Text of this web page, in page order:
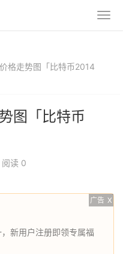
格走势图「比特币2014
图「比特币
阅读 0
广告 X
新用户注册即领专属福